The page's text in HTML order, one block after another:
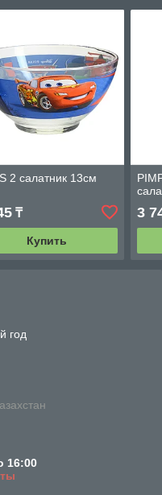
2 салатник 13см
₸
Купить
3
год
16:00